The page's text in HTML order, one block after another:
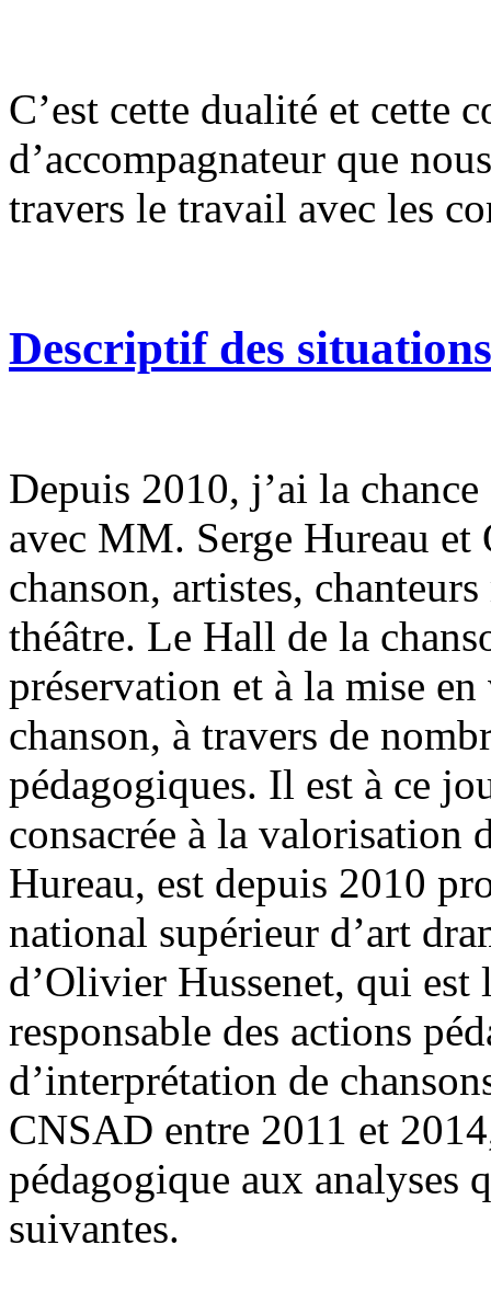
C’est cette dualité et cette
d’accompagnateur que
travers le travail avec les
Descriptif des
Depuis 2010, j’ai la
avec MM. Serge Hureau
chanson, artistes,
théâtre. Le Hall de la
préservation et à la mise
chanson, à travers de
pédagogiques. Il est à ce
consacrée à la valorisation
Hureau, est depuis 2010
national supérieur d’art
d’Olivier Hussenet, qui est
responsable des actions
d’interprétation de
CNSAD entre 2011 et
pédagogique aux analyses
suivantes.